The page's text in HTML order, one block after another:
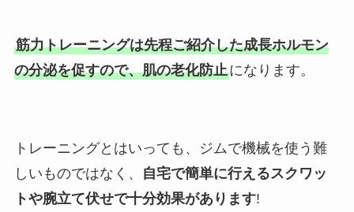
筋力トレーニングは先程ご紹介した成長ホルモン
の分泌を促すので、肌の老化防止になります。
トレーニングとはいっても、ジムで機械を使う難
しいものではなく、
自宅で簡単に行えるスクワッ
トや腕立て伏せで十分効果があります!